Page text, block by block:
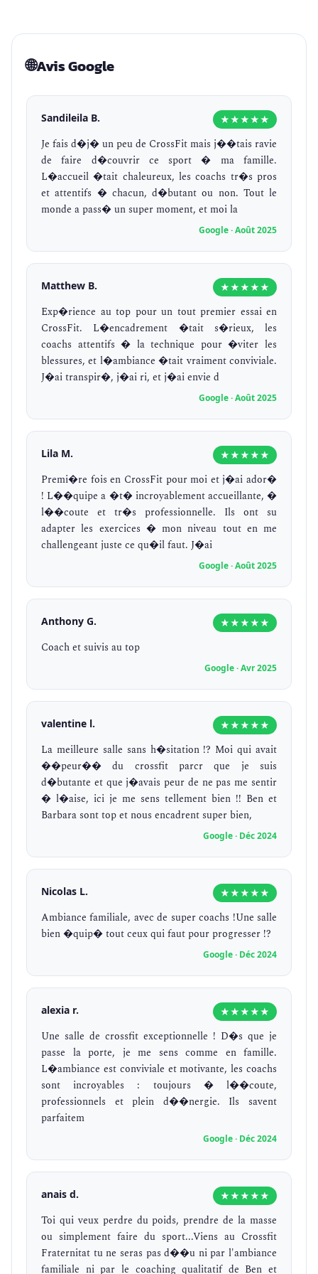
🌐Avis Google
Sandileila B. ★★★★★
Je fais d�j� un peu de CrossFit mais j��tais ravie
de faire d�couvrir ce sport � ma famille.
L�accueil �tait chaleureux, les coachs tr�s pros
et attentifs � chacun, d�butant ou non. Tout le
monde a pass� un super moment, et moi la
Google · Août 2025
Matthew B. ★★★★★
Exp�rience au top pour un tout premier essai en
CrossFit. L�encadrement �tait s�rieux, les
coachs attentifs � la technique pour �viter les
blessures, et l�ambiance �tait vraiment conviviale.
J�ai transpir�, j�ai ri, et j�ai envie d
Google · Août 2025
Lila M. ★★★★★
Premi�re fois en CrossFit pour moi et j�ai ador�
! L��quipe a �t� incroyablement accueillante, �
l��coute et tr�s professionnelle. Ils ont su
adapter les exercices � mon niveau tout en me
challengeant juste ce qu�il faut. J�ai
Google · Août 2025
Anthony G. ★★★★★
Coach et suivis au top
Google · Avr 2025
valentine l. ★★★★★
La meilleure salle sans h�sitation !? Moi qui avait
��peur�� du crossfit parcr que je suis
d�butante et que j�avais peur de ne pas me sentir
� l�aise, ici je me sens tellement bien !! Ben et
Barbara sont top et nous encadrent super bien,
Google · Déc 2024
Nicolas L. ★★★★★
Ambiance familiale, avec de super coachs !Une salle
bien �quip� tout ceux qui faut pour progresser !?
Google · Déc 2024
alexia r. ★★★★★
Une salle de crossfit exceptionnelle ! D�s que je
passe la porte, je me sens comme en famille.
L�ambiance est conviviale et motivante, les coachs
sont incroyables : toujours � l��coute,
professionnels et plein d��nergie. Ils savent
parfaitem
Google · Déc 2024
anais d. ★★★★★
Toi qui veux perdre du poids, prendre de la masse
ou simplement faire du sport...Viens au Crossfit
Fraternitat tu ne seras pas d��u ni par l'ambiance
familiale ni par le coaching qualitatif de Ben et